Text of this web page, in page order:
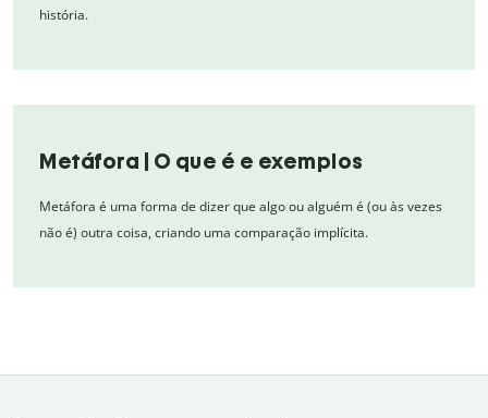
história.
Metáfora | O que é e exemplos
Metáfora é uma forma de dizer que algo ou alguém é (ou às vezes
não é) outra coisa, criando uma comparação implícita.